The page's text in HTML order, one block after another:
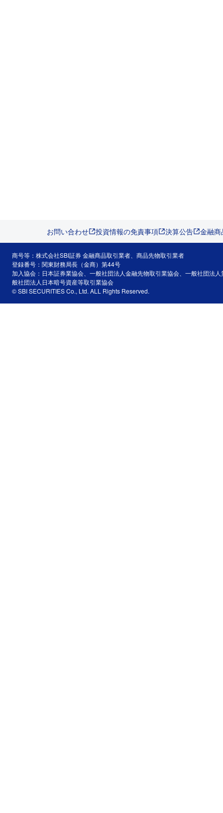
お問い合わせ 投資情報の免責事項 決算公告 金融
商号等：株式会社SBI証券 金融商品取引業者、商品先物取引業者
登録番号：関東財務局長（金商）第44号
加入協会：日本証券業協会、一般社団法人金融先物取引業協会、一般社団法
般社団法人日本暗号資産等取引業協会
© SBI SECURITIES Co., Ltd. ALL Rights Reserved.